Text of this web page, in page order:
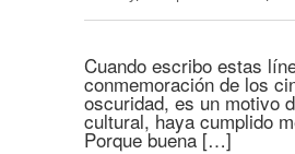
Cuando escribo estas
conmemoración de los
oscuridad, es un motivo
cultural, haya cumplido
Porque buena […]